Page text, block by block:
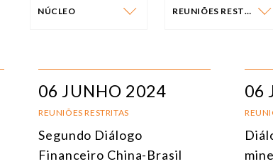
NÚCLEO
AMÉRICA DO SUL
ÁSIA
REUNIÕES RESTRITAS
06 JUNHO 2024
REUNIÕES RESTRITAS
Segundo Diálogo
Financeiro China-Brasil
06